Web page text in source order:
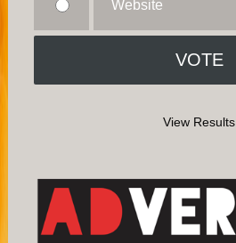
Website
View Results